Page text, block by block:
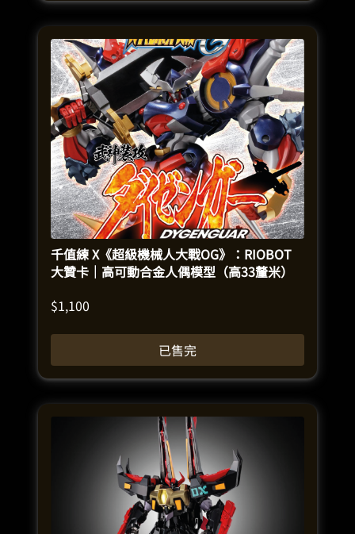
千值練 X《超級機械人大戰OG》：RIOBOT
大贊卡｜高可動合金人偶模型（高33釐米）
$1,100
已售完